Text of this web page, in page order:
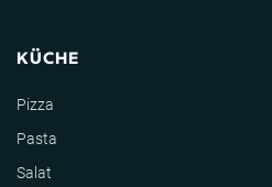
KÜCHE
Pizza
Pasta
Salat